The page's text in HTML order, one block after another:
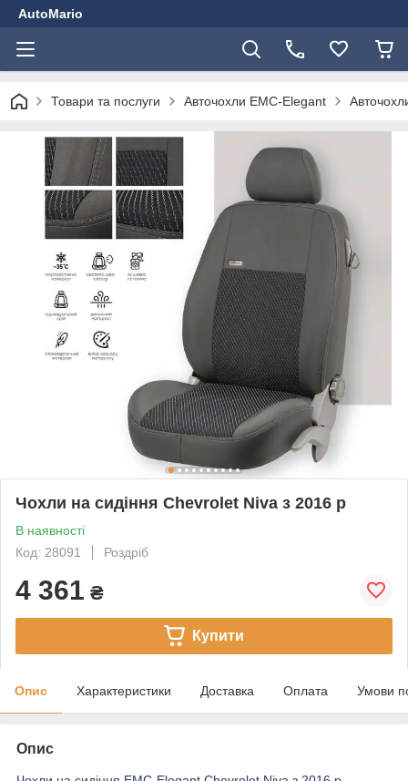
AutoMario
Товари та послуги Авточохли EMC-Elegant
Чохли на сидіння Chevrolet Niva з 2016 р
В наявності
Код: 28091
Роздріб
4 361 ₴
Купити
Опис Характеристики Доставка Оплата Умови
Опис